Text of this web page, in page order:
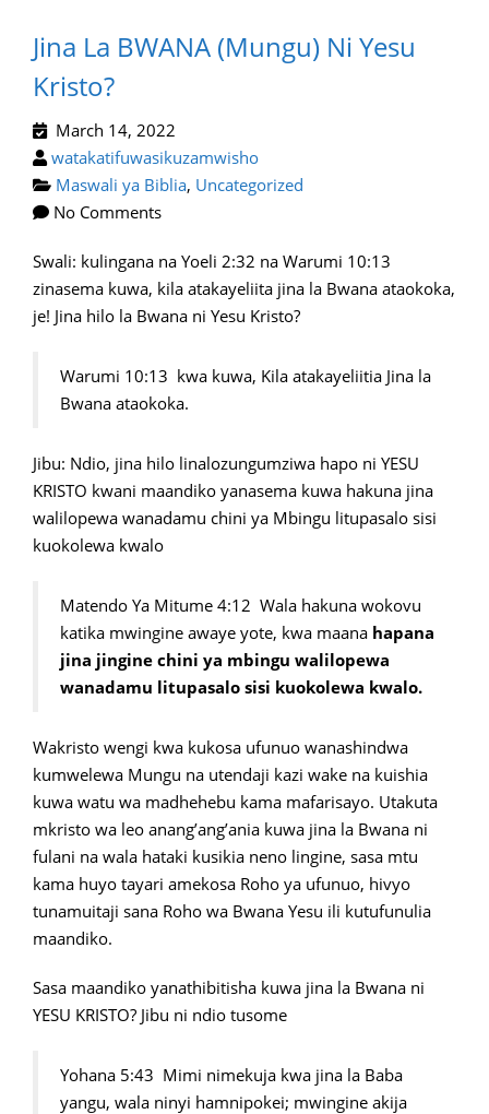
Jina La BWANA (Mungu) Ni Yesu
Kristo?
March 14, 2022
watakatifuwasikuzamwisho
Maswali ya Biblia, Uncategorized
No Comments
Swali: kulingana na Yoeli 2:32 na Warumi 10:13
zinasema kuwa, kila atakayeliita jina la Bwana ataokoka,
je! Jina hilo la Bwana ni Yesu Kristo?
Warumi 10:13 kwa kuwa, Kila atakayeliitia Jina la
Bwana ataokoka.
Jibu: Ndio, jina hilo linalozungumziwa hapo ni YESU
KRISTO kwani maandiko yanasema kuwa hakuna jina
walilopewa wanadamu chini ya Mbingu litupasalo sisi
kuokolewa kwalo
Matendo Ya Mitume 4:12 Wala hakuna wokovu
katika mwingine awaye yote, kwa maana hapana
jina jingine chini ya mbingu walilopewa
wanadamu litupasalo sisi kuokolewa kwalo.
Wakristo wengi kwa kukosa ufunuo wanashindwa
kumwelewa Mungu na utendaji kazi wake na kuishia
kuwa watu wa madhehebu kama mafarisayo. Utakuta
mkristo wa leo anang’ang’ania kuwa jina la Bwana ni
fulani na wala hataki kusikia neno lingine, sasa mtu
kama huyo tayari amekosa Roho ya ufunuo, hivyo
tunamuitaji sana Roho wa Bwana Yesu ili kutufunulia
maandiko.
Sasa maandiko yanathibitisha kuwa jina la Bwana ni
YESU KRISTO? Jibu ni ndio tusome
Yohana 5:43 Mimi nimekuja kwa jina la Baba
yangu, wala ninyi hamnipokei; mwingine akija